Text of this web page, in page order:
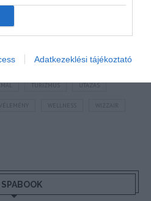
Adatkezeklési tájékoztató
KÍNA LÉGIKÖZLEKEDÉS
MISKOLC
STRAND SZAKMAI CIKKEK
TURIZMUS UTAZÁS
WIZZAIR
SPABOOK